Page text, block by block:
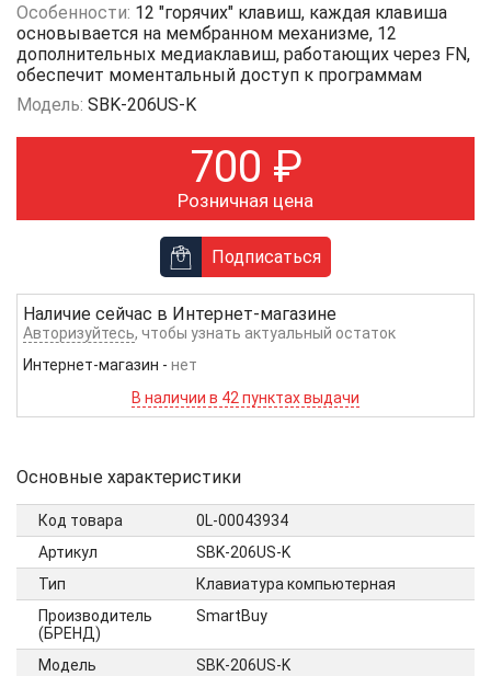
Особенности: 12 "горячих" клавиш, каждая клавиша
основывается на мембранном механизме, 12
дополнительных медиаклавиш, работающих через FN,
обеспечит моментальный доступ к программам
Модель: SBK-206US-K
700 ₽
Розничная цена
Подписаться
Наличие сейчас в Интернет-магазине
Авторизуйтесь, чтобы узнать актуальный остаток
Интернет-магазин - нет
В наличии в 42 пунктах выдачи
Основные характеристики
Код товара
0L-00043934
Артикул
SBK-206US-K
Тип
Клавиатура компьютерная
Производитель
(БРЕНД)
SmartBuy
Модель
SBK-206US-K